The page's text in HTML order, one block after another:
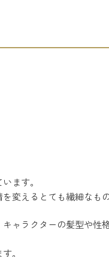
ます。
変えるとても繊細なもの
ャラクターの髪型や性
。